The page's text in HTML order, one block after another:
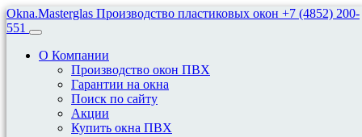
Okna.Masterglas Производство пластиковых окон +7 (4852) 200-
551
О Компании
Производство окон ПВХ
Гарантии на окна
Поиск по сайту
Акции
Купить окна ПВХ
Самостоятельно Отремонтировать